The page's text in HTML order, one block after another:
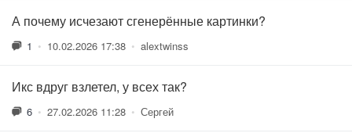
А почему исчезают сгенерённые картинки?
1 • 10.02.2026 17:38 • alextwinss
Икс вдруг взлетел, у всех так?
6 • 27.02.2026 11:28 • Сергей